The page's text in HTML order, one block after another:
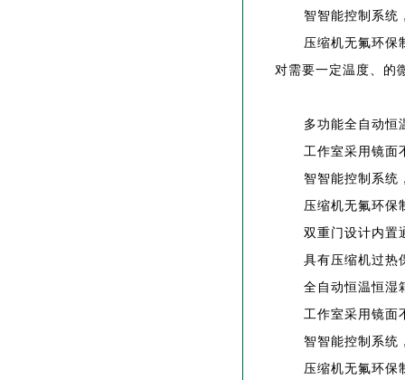
智智能控制系
压缩机无氟环保
对需要一定温度、的
多功能全自动
工作室采用镜面
智智能控制系
压缩机无氟环保
双重门设计内置
具有压缩机过热
全自动恒温恒
工作室采用镜面
智智能控制系
压缩机无氟环保